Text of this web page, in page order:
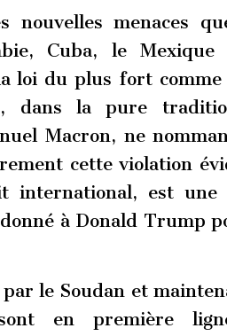
nouvelles menaces
Cuba, le
loi du plus fort comme
dans la pure
Macron, ne
cette violation
international, est une
à Donald Trump
le Soudan et
sont en première